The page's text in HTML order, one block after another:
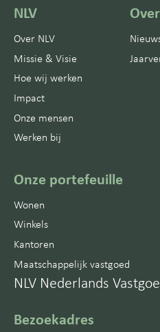
NLV
Over NLV
Missie & Visie
Hoe wij werken
Impact
Onze mensen
Werken bij
Onze portefeuille
Wonen
Winkels
Kantoren
Maatschappelijk vastgoed
NLV Nederlands
Bezoekadres